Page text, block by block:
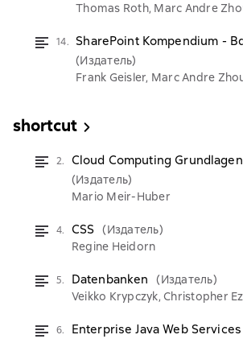
Thomas Roth, Marc Andre
14. SharePoint Kompendium -
(Издатель)
Frank Geisler, Marc Andre
shortcut
2. Cloud Computing Grundlagen
(Издатель)
Mario Meir-Huber
4. CSS (Издатель)
Regine Heidorn
5. Datenbanken
(Издатель)
Veikko Krypczyk, Christopher
6. Enterprise Java Web Services